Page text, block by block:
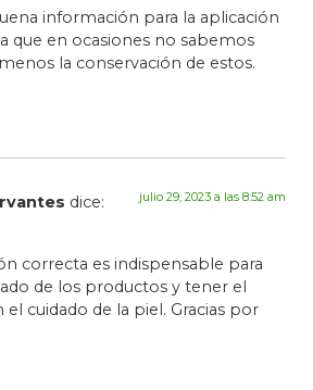
información para la aplicación
que en ocasiones no sabemos
la conservación de estos.
dice: julio 29, 2023 a las 8:52 am
correcta es indispensable para
de los productos y tener el
cuidado de la piel. Gracias por